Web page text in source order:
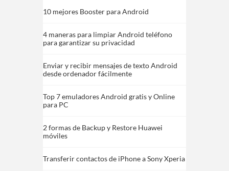
10 mejores Booster para Android
4 maneras para limpiar Android teléfono
para garantizar su privacidad
Enviar y recibir mensajes de texto Android
desde ordenador fácilmente
Top 7 emuladores Android gratis y Online
para PC
2 formas de Backup y Restore Huawei
móviles
Transferir contactos de iPhone a Sony Xperia